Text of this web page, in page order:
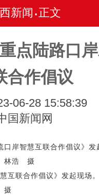
新闻 • 正文
点陆路口
合作倡议
06-28 15:58:39
国新闻网
慧互联合作倡议》发起现
摄